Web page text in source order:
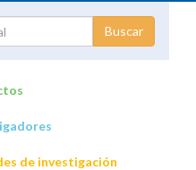
de investigación